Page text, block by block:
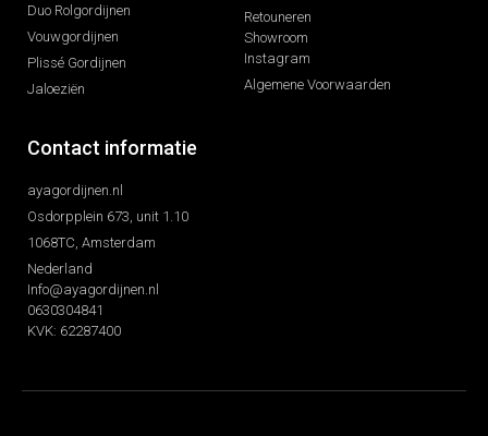
Duo Rolgordijnen
Vouwgordijnen
Plissé Gordijnen
Jaloeziën
Retouneren
Showroom
Instagram
Algemene Voorwaarden
Contact informatie
ayagordijnen.nl
Osdorpplein 673, unit 1.10
1068TC, Amsterdam
Nederland
Info@ayagordijnen.nl
0630304841
KVK: 62287400